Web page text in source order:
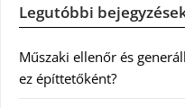
Legutóbbi
Műszaki ellenőr és
ez építtetőként?